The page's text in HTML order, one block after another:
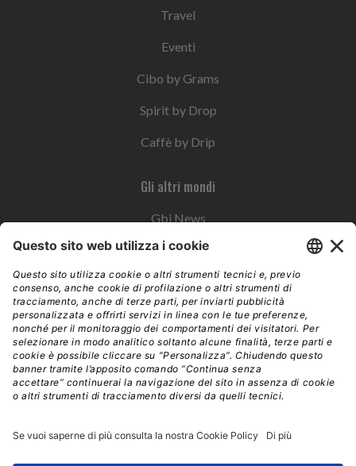
Travel
Eventi
Cibo by Grams
Spirit by Drop
Caffè by Drip
Gli altri mondi
Gbi News
Instoremag
Esplora il gruppo
Edra Edizioni
Edizioni LSWR
LSWR Group